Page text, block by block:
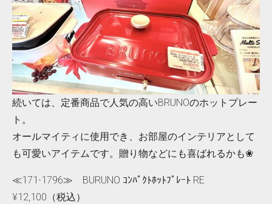
続いては、定番商品で人気の高いBRUNOのホットプレー
ト。
オールマイティに使用でき、お部屋のインテリアとして
も可愛いアイテムです。贈り物などにも喜ばれるかも❀
≪171-1796≫ BURUNO ｺﾝﾊﾟｸﾄﾎｯﾄﾌﾟﾚｰﾄ RE
¥12,100（税込）